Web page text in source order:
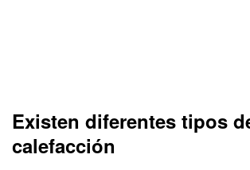
Existen diferentes tipos
calefacción